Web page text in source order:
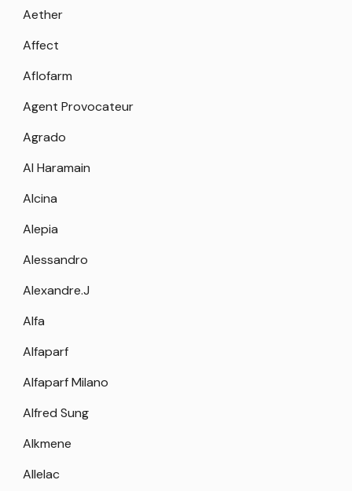
Aether
Affect
Aflofarm
Agent Provocateur
Agrado
Al Haramain
Alcina
Alepia
Alessandro
Alexandre.J
Alfa
Alfaparf
Alfaparf Milano
Alfred Sung
Alkmene
Allelac